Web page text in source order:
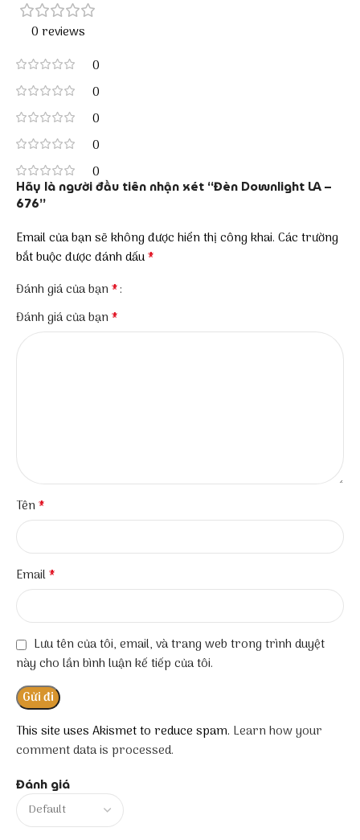
0 reviews
0
0
0
0
0
Đánh giá
Hãy là người đầu tiên nhận xét “Đèn Downlight LA –
676”
Email của bạn sẽ không được hiển thị công khai. Các trường
bắt buộc được đánh dấu*
Đánh giá của bạn*
Đánh giá của bạn*
Tên*
Email*
Lưu tên của tôi, email, và trang web trong trình duyệt
này cho lần bình luận kế tiếp của tôi.
This site uses Akismet to reduce spam. Learn how your
comment data is processed.